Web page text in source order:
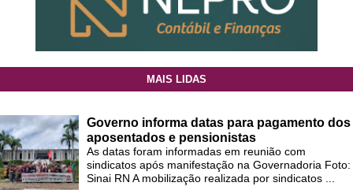
MAIS LIDAS
Governo informa datas para pagamento dos
aposentados e pensionistas
As datas foram informadas em reunião com
sindicatos após manifestação na Governadoria Foto:
Sinai RN A mobilização realizada por sindicatos ...